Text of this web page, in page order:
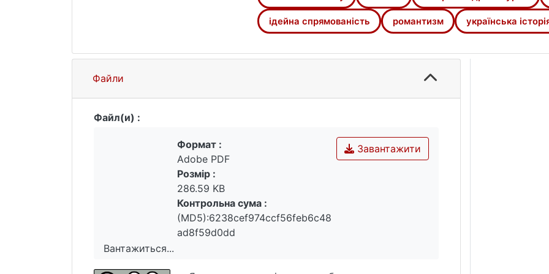
ідейна спрямованість романтизм українська
Файли
Файл(и) :
Вантажиться...
Вантажиться...
Завантажити
Формат :
Adobe PDF
Розмір :
286.59 KB
Контрольна сума :
(MD5):6238cef974ccf56feb6c48
ad8f59d0dd